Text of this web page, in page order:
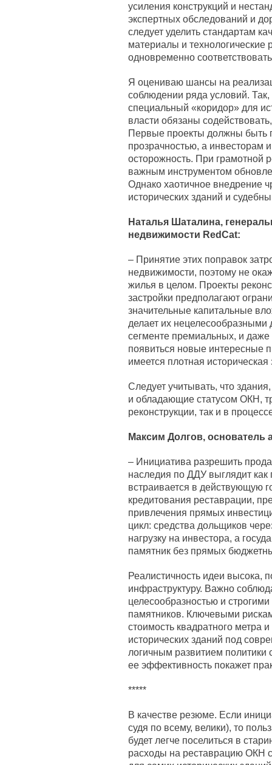
усиления конструкций и
экспертных обследований и
следует уделить стандартам
материалы и
одновременно
Я оцениваю шансы на
соблюдении ряда условий.
специальный «коридор» для
власти обязаны
Первые проекты должны
прозрачностью, а инвесторам
осторожность. При грамотной
важным инструментом
Однако хаотичное внедрение
исторических зданий и
Наталья Шаталина,
недвижимости RedCat:
– Принятие этих поправок
недвижимости, поэтому не
жилья в целом. Проекты
застройки предполагают
значительные капитальные
делает их нецелесообразными
сегменте премиальных, и даже
появиться новые интересные
имеется плотная историческая
Следует учитывать, что
и обладающие статусом ОКН,
реконструкции, так и в
Максим Долгов, основатель
– Инициатива разрешить
наследия по ДДУ выглядит
встраивается в действующую
кредитования реставрации,
привлечения прямых
цикл: средства дольщиков
нагрузку на инвестора, а
памятник без прямых
Реалистичность идеи высока,
инфраструктуру. Важно
целесообразностью и
памятников. Ключевыми
стоимость квадратного метра
исторических зданий под
логичным развитием политики
ее эффективность покажет
*****
В качестве резюме. Если
судя по всему, велики), то
будет легче поселиться в
расходы на реставрацию ОКН